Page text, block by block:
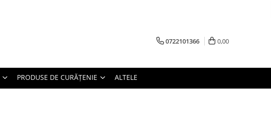
0722101366 0,00
PRODUSE DE CURĂȚENIE ALTELE